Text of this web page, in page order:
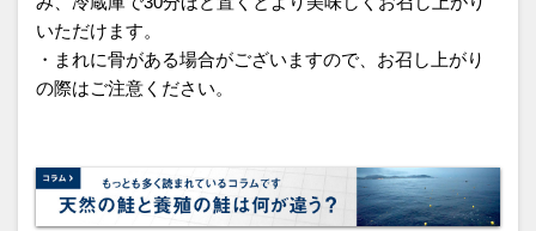
いただけます。
・まれに骨がある場合がございますので、お召し上がり
の際はご注意ください。